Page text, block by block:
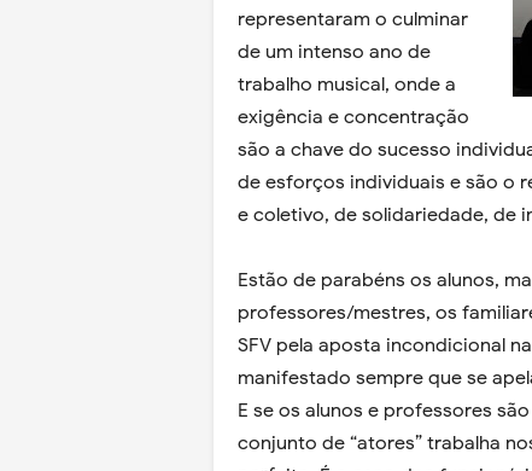
representaram o culminar
de um intenso ano de
trabalho musical, onde a
exigência e concentração
são a chave do sucesso
de esforços individuais e são o
e coletivo, de solidariedade, de
Estão de parabéns os alunos,
professores/mestres, os
SFV pela aposta incondicional
manifestado sempre que se
E se os alunos e professores
conjunto de “atores” trabalha